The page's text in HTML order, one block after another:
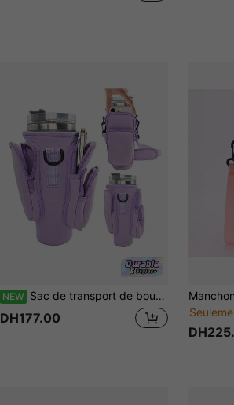
NEW Sac de transport de bouteille d'eau à 3 poches pour gobelets de 40 oz (gobelet NON inclus), porte-gobelet à sangle réglable avec rangement pour téléphone/clés/cartes, sangle de boisson portable pour le camping, la randonnée & les voyages, cadeau parfait
DH177.00